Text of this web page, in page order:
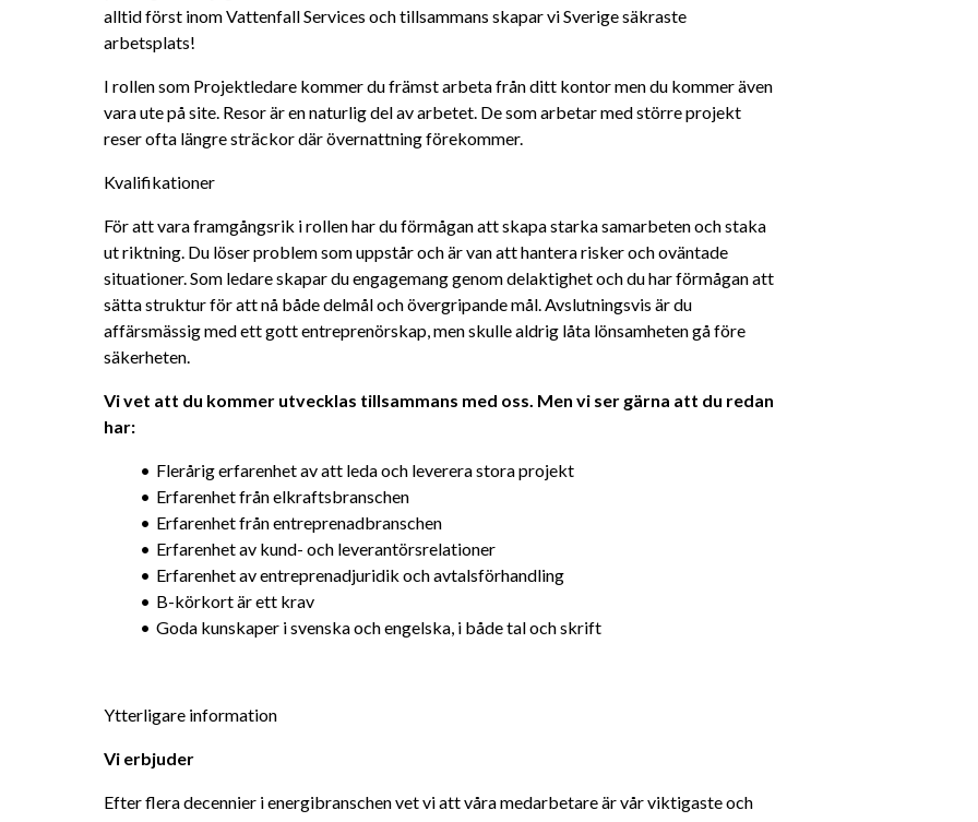
alltid först inom Vattenfall Services och tillsammans skapar vi Sverige säkraste
arbetsplats!
I rollen som Projektledare kommer du främst arbeta från ditt kontor men du kommer även
vara ute på site. Resor är en naturlig del av arbetet. De som arbetar med större projekt
reser ofta längre sträckor där övernattning förekommer.
Kvalifikationer
För att vara framgångsrik i rollen har du förmågan att skapa starka samarbeten och staka
ut riktning. Du löser problem som uppstår och är van att hantera risker och oväntade
situationer. Som ledare skapar du engagemang genom delaktighet och du har förmågan att
sätta struktur för att nå både delmål och övergripande mål. Avslutningsvis är du
affärsmässig med ett gott entreprenörskap, men skulle aldrig låta lönsamheten gå före
säkerheten.
Vi vet att du kommer utvecklas tillsammans med oss. Men vi ser gärna att du redan
har:
Flerårig erfarenhet av att leda och leverera stora projekt
Erfarenhet från elkraftsbranschen
Erfarenhet från entreprenadbranschen
Erfarenhet av kund- och leverantörsrelationer
Erfarenhet av entreprenadjuridik och avtalsförhandling
B-körkort är ett krav
Goda kunskaper i svenska och engelska, i både tal och skrift
Ytterligare information
Vi erbjuder
Efter flera decennier i energibranschen vet vi att våra medarbetare är vår viktigaste och